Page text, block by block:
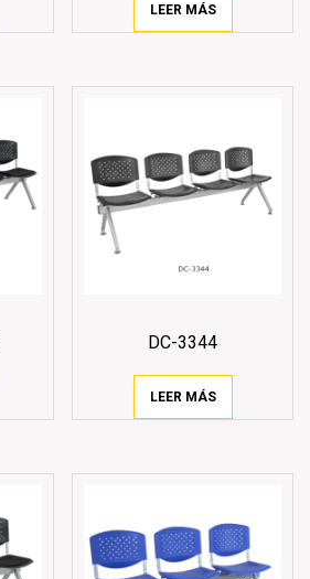
LEER MÁS
DC-3344
LEER MÁS